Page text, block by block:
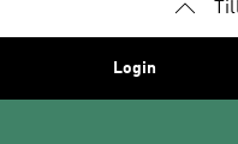
Login